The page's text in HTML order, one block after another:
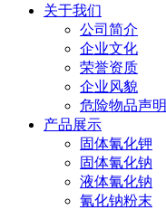
关于我们
公司简介
企业文化
荣誉资质
企业风貌
危险物品声明
产品展示
固体氰化钾
固体氰化钠
液体氰化钠
氰化钠粉末